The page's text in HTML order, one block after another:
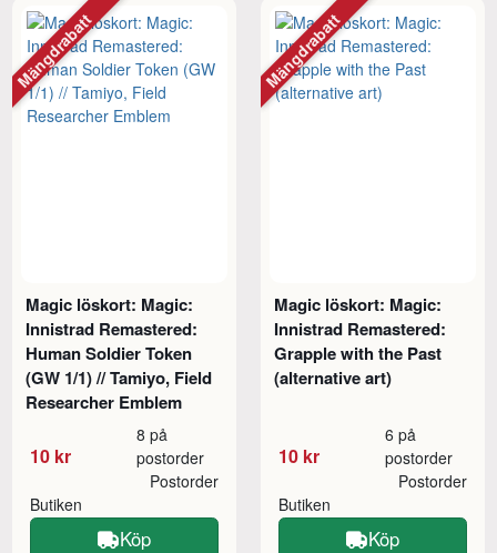
Magic löskort: Magic:
Innistrad Remastered:
Human Soldier Token
(GW 1/1) // Tamiyo, Field
Researcher Emblem
10 kr
8 på
postorder
Butiken
Postorder
Köp
Mängdrabatt
Magic löskort: Magic:
Innistrad Remastered:
Grapple with the Past
(alternative art)
10 kr
6 på
postorder
Butiken
Postorder
Köp
Mängdrabatt